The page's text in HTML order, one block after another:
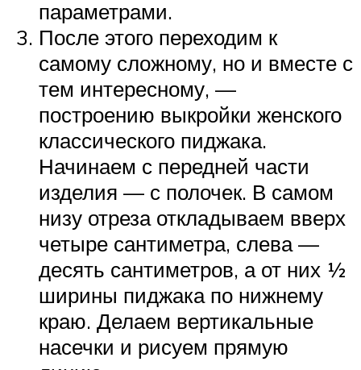
параметрами.
После этого переходим к
самому сложному, но и вместе с
тем интересному, —
построению выкройки женского
классического пиджака.
Начинаем с передней части
изделия — с полочек. В самом
низу отреза откладываем вверх
четыре сантиметра, слева —
десять сантиметров, а от них ½
ширины пиджака по нижнему
краю. Делаем вертикальные
насечки и рисуем прямую